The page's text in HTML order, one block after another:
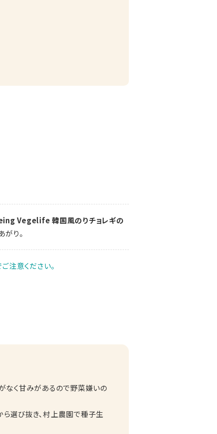
Vegelife 韓国風のりチョレギの
がり。
注意ください。
なく甘みがあるので野菜嫌いの
選び抜き、村上農園で種子生